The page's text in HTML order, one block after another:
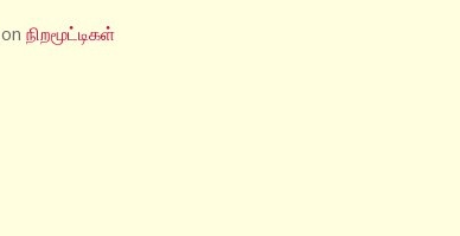
onநிறமூட்டிகள்